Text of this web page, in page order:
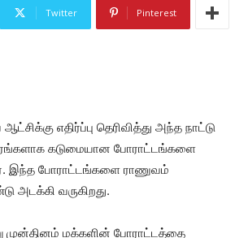
Twitter Pinterest
எதிர்ப்பு தெரிவித்து அந்த நாட்டு
கடுமையான போராட்டங்களை
இந்த போராட்டங்களை ராணுவம்
அடக்கி வருகிறது.
முன்தினம் மக்களின் போராட்டத்தை